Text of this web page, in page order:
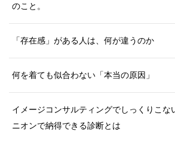
のこと。
「存在感」がある人は、何が違うのか
何を着ても似合わない「本当の原因」
イメージコンサルティングでしっくりこな
ニオンで納得できる診断とは